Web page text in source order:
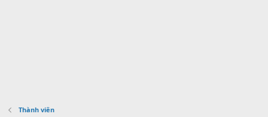
Thành viên